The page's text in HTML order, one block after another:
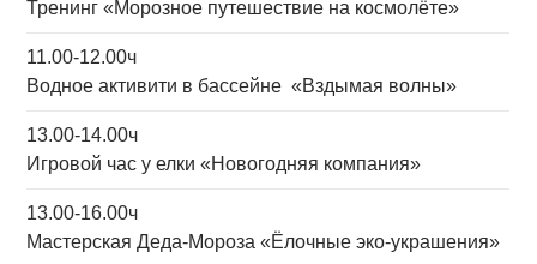
Тренинг «Морозное путешествие на космолёте»
11.00-12.00ч
Водное активити в бассейне «Вздымая волны»
13.00-14.00ч
Игровой час у елки «Новогодняя компания»
13.00-16.00ч
Мастерская Деда-Мороза «Ёлочные эко-украшения»